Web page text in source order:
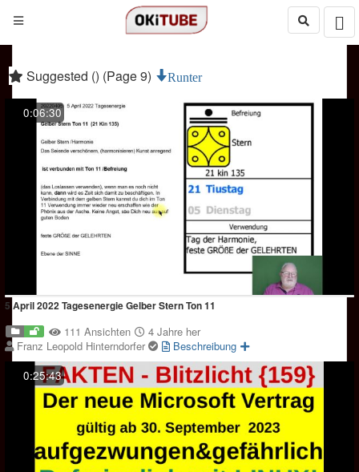
Suggested () (Page 9) Runter
0:06:30
5 April 2022 Tagesenergie Gelber Stern Ton 11
111 Ansichten
4 Jahre her
Franz Leopold Hinterndorfer
Beschreibung
0:25:43